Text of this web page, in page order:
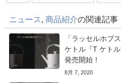
ニュース 商品紹介の関連記事
「ラッセルホブ
ケトル『T ケト
発売開始！
8月 7, 2020